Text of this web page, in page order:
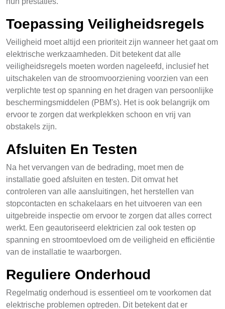
Toepassing Veiligheidsregels
Veiligheid moet altijd een prioriteit zijn wanneer het gaat om
elektrische werkzaamheden. Dit betekent dat alle
veiligheidsregels moeten worden nageleefd, inclusief het
uitschakelen van de stroomvoorziening voorzien van een
verplichte test op spanning en het dragen van persoonlijke
beschermingsmiddelen (PBM's). Het is ook belangrijk om
ervoor te zorgen dat werkplekken schoon en vrij van
obstakels zijn.
Afsluiten En Testen
Na het vervangen van de bedrading, moet men de
installatie goed afsluiten en testen. Dit omvat het
controleren van alle aansluitingen, het herstellen van
stopcontacten en schakelaars en het uitvoeren van een
uitgebreide inspectie om ervoor te zorgen dat alles correct
werkt. Een geautoriseerd elektricien zal ook testen op
spanning en stroomtoevloed om de veiligheid en efficiëntie
van de installatie te waarborgen.
Reguliere Onderhoud
Regelmatig onderhoud is essentieel om te voorkomen dat
elektrische problemen optreden. Dit betekent dat er